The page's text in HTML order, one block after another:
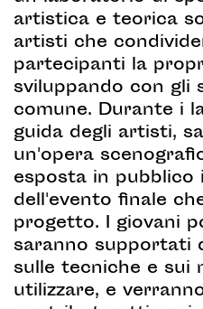
artistica e teorica
artisti che
partecipanti la
sviluppando con
comune. Durante i
guida degli artisti,
un'opera
esposta in pubblico
dell'evento finale
progetto. I giovani
saranno supportati
sulle tecniche e sui
utilizzare, e